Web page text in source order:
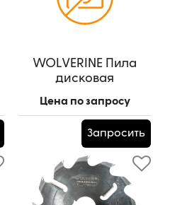
WOLVERINE Пила
дисковая
Цена по запросу
Запросить